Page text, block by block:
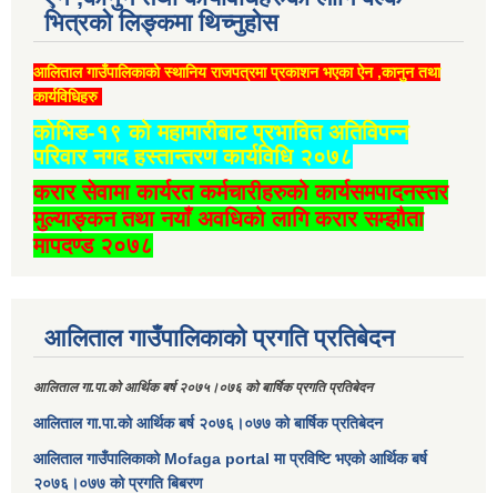
भित्रको लिङ्कमा थिच्‍नुहोस
आलिताल गाउँपालिकाको स्थानिय राजपत्रमा प्रकाशन भएका ऐन ,कानुन तथा
कार्यविधिहरु
कोभिड-१९ को महामारीबाट प्रभावित अतिविपन्न
परिवार नगद हस्तान्तरण कार्यविधि २०७८
करार सेवामा कार्यरत कर्मचारीहरुको कार्यसमपादनस्तर
मुल्याङ्कन तथा नयाँ अवधिको लागि करार सम्झौता
मापदण्ड २०७८
आलिताल गाउँपालिकाको प्रगति प्रतिबेदन
आलिताल गा.पा.को आर्थिक बर्ष २०७५।०७६ को बार्षिक प्रगति प्रतिबेदन
आलिताल गा.पा.को आर्थिक बर्ष २०७६।०७७ को बार्षिक प्रतिबेदन
आलिताल गाउँपालिकाको Mofaga portal मा प्रविष्टि भएको आर्थिक बर्ष
२०७६।०७७ को प्रगति बिबरण